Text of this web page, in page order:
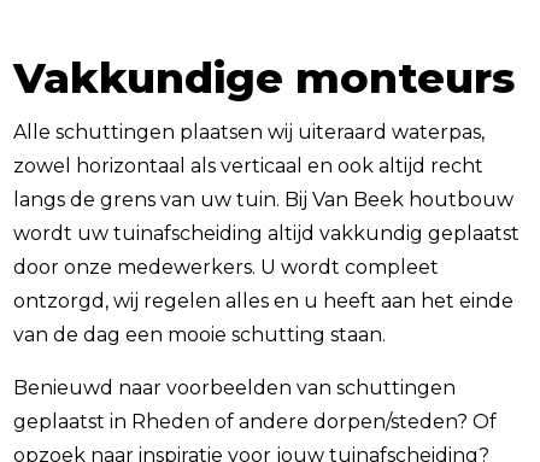
Vakkundige monteurs
Alle schuttingen plaatsen wij uiteraard waterpas,
zowel horizontaal als verticaal en ook altijd recht
langs de grens van uw tuin. Bij Van Beek houtbouw
wordt uw tuinafscheiding altijd vakkundig geplaatst
door onze medewerkers. U wordt compleet
ontzorgd, wij regelen alles en u heeft aan het einde
van de dag een mooie schutting staan.
Benieuwd naar voorbeelden van schuttingen
geplaatst in Rheden of andere dorpen/steden? Of
opzoek naar inspiratie voor jouw tuinafscheiding?